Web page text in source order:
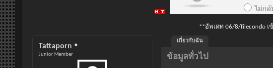
**อัพเดท 06/8/filecondo
Tattaporn
Junior Member
เกี่ยวกับฉัน
ข้อมูลทั่วไป